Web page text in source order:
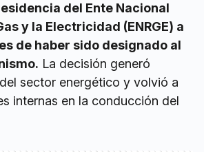
del Ente Nacional
y la Electricidad (ENRGE) a
de haber sido designado al
La decisión generó
sector energético y volvió a
internas en la conducción del